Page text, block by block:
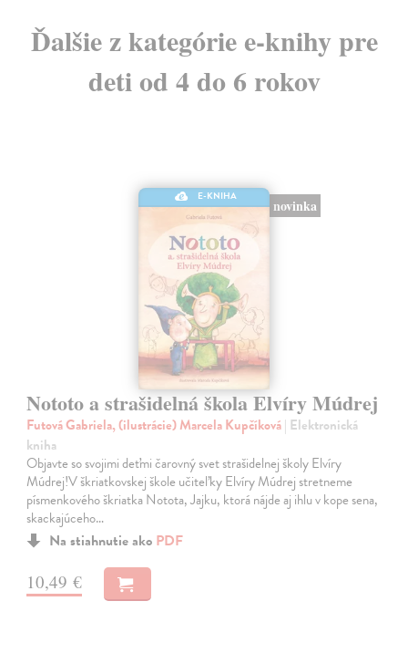
Ďalšie z kategórie e-knihy pre
deti od 4 do 6 rokov
E-KNIHA
novinka
Nototo a strašidelná škola Elvíry Múdrej
Futová Gabriela, (ilustrácie) Marcela Kupčíková| Elektronická
kniha
Objavte so svojimi deťmi čarovný svet strašidelnej školy Elvíry
Múdrej!V škriatkovskej škole učiteľky Elvíry Múdrej stretneme
písmenkového škriatka Notota, Jajku, ktorá nájde aj ihlu v kope sena,
skackajúceho…
Na stiahnutie ako PDF
10,49 €